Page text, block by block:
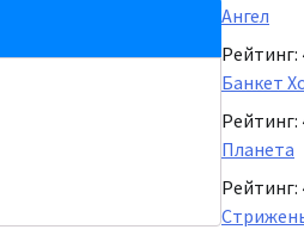
Ангел
Рейтинг:
Банкет
Рейтинг:
Планета
Рейтинг: